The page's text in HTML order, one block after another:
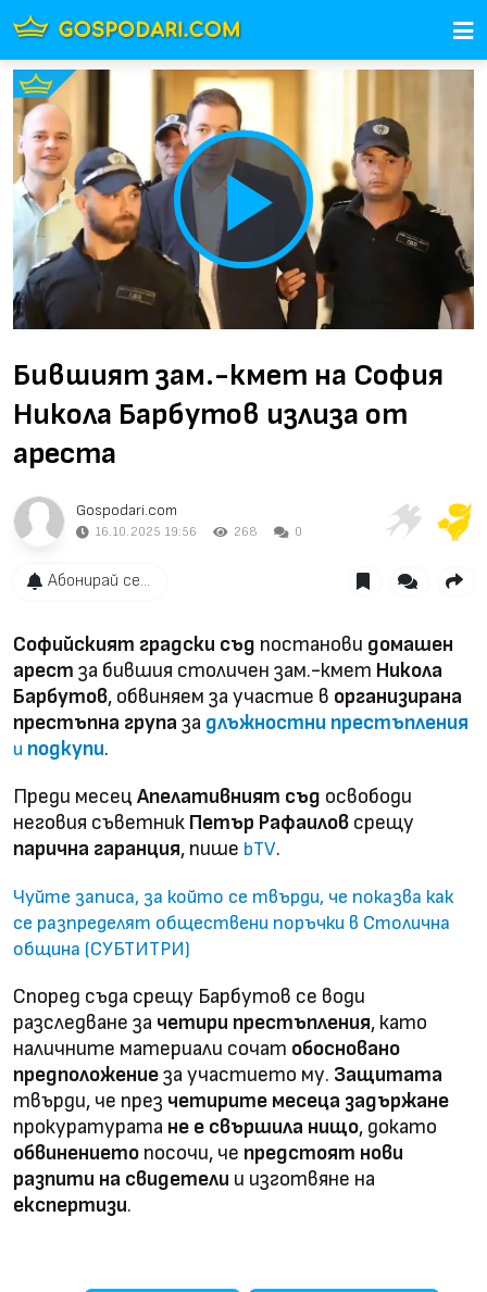
Play
Video
Бившият зам.-кмет на София
Никола Барбутов излиза от
ареста
Gospodari.com
16.10.2025 19:56 268 0
Абонирай се...
Софийският градски съд постанови домашен
арест за бившия столичен зам.-кмет Никола
Барбутов, обвиняем за участие в организирана
престъпна група за длъжностни престъпления
и подкупи.
Преди месец Апелативният съд освободи
неговия съветник Петър Рафаилов срещу
парична гаранция, пише bTV.
Чуйте записа, за който се твърди, че показва как
се разпределят обществени поръчки в Столична
община (СУБТИТРИ)
Според съда срещу Барбутов се води
разследване за четири престъпления, като
наличните материали сочат обосновано
предположениеза участието му. Защитата
твърди, че през четирите месеца задържане
прокуратурата не е свършила нищо, докато
обвинението посочи, че предстоят нови
разпити на свидетели и изготвяне на
експертизи.